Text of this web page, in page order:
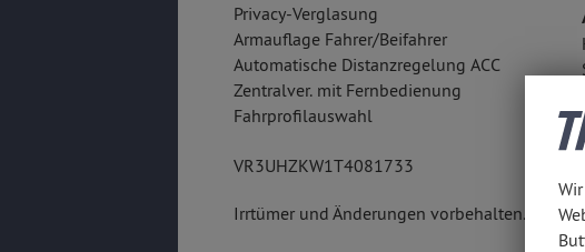
Privacy-Verglasung
Armauflage Fahrer/Beifahrer
Automatische Distanzregelung ACC
Zentralver. mit Fernbedienung
Fahrprofilauswahl
VR3UHZKW1T4081733
Irrtümer und Änderungen vorbehalten.